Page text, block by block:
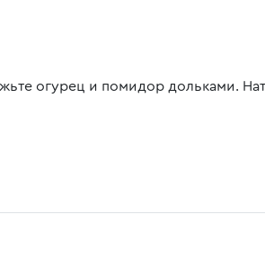
огурец и помидор дольками.